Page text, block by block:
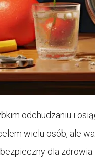
odchudzaniu i
wielu osób, ale
dla